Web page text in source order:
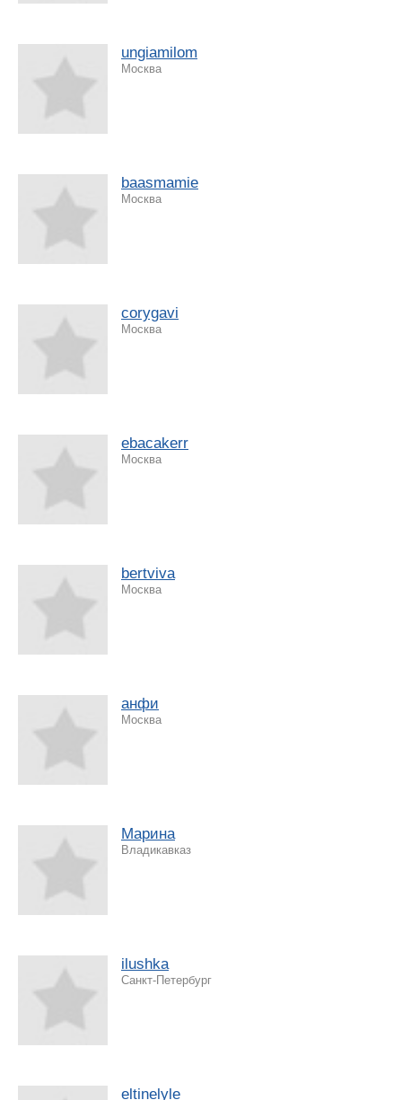
ungiamilom
Москва
baasmamie
Москва
corygavi
Москва
ebacakerr
Москва
bertviva
Москва
анфи
Москва
Марина
Владикавказ
ilushka
Санкт-Петербург
eltinelyle